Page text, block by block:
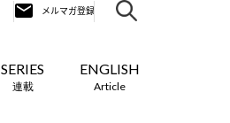
SERIES
連載
ENGLISH
Article